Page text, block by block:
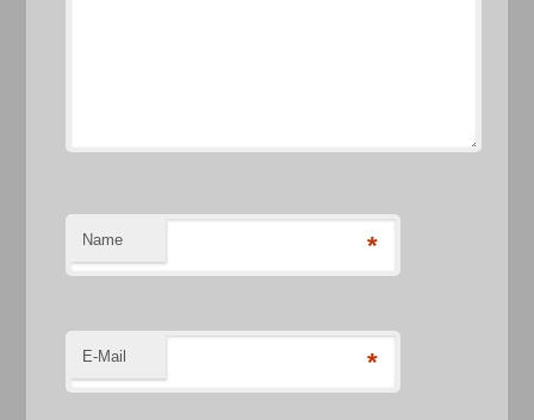
Name *
E-Mail *